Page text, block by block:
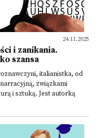
24.11.2025
i zanikania.
szansa
italianistka, od
związkami
i sztuką. Jest autorką